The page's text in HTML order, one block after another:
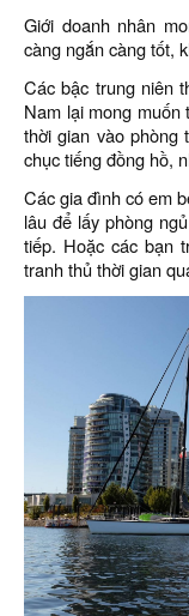
Giới doanh nhân
càng ngắn càng tốt,
Các bậc trung niên
Nam lại mong
thời gian vào phòng
chục tiếng đồng hồ,
Các gia đình có em
lâu để lấy phòng
tiếp. Hoặc các bạn
tranh thủ thời gian